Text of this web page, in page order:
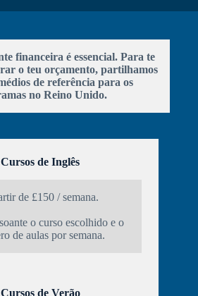
financeira é essencial. Para te
o teu orçamento, partilhamos
de referência para os
no Reino Unido.
Cursos de Inglês
de £150 / semana.
o curso escolhido e o
de aulas por semana.
Cursos de Verão